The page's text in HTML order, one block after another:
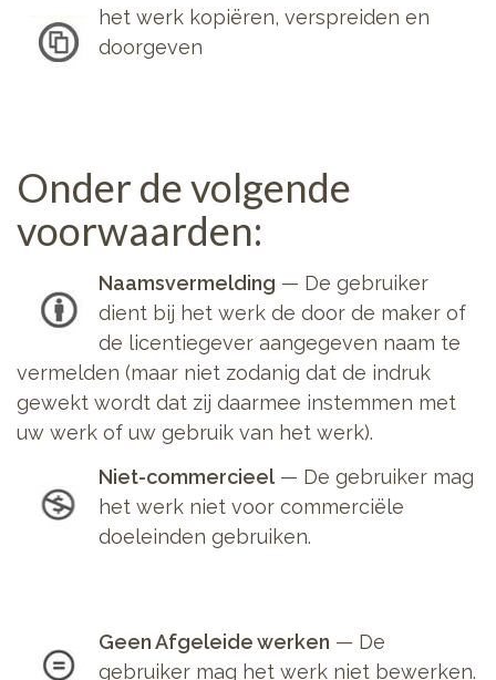
het werk kopiëren, verspreiden en
doorgeven
Onder de volgende
voorwaarden:
Naamsvermelding — De gebruiker
dient bij het werk de door de maker of
de licentiegever aangegeven naam te
vermelden (maar niet zodanig dat de indruk
gewekt wordt dat zij daarmee instemmen met
uw werk of uw gebruik van het werk).
Niet-commercieel— De gebruiker mag
het werk niet voor commerciële
doeleinden gebruiken.
Geen Afgeleide werken — De
gebruiker mag het werk niet bewerken.